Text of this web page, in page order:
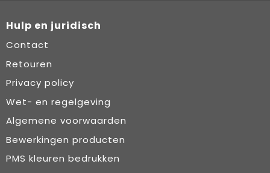
Hulp en juridisch
Contact
Retouren
Privacy policy
Wet- en regelgeving
Algemene voorwaarden
Bewerkingen producten
PMS kleuren bedrukken